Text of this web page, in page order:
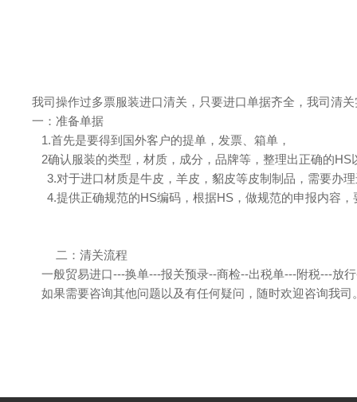
我司操作过多票服装进口清关，只要进口单据齐全，我司清
一：准备单据
1.首先是要得到国外客户的提单，发票、箱单，
2确认服装的类型，材质，成分，品牌等，整理出正确的HS
3.对于进口材质是牛皮，羊皮，貂皮等皮制制品，需要办
4.提供正确规范的HS编码，根据HS，做规范的申报内容
二：清关流程
一般贸易进口---换单---报关预录--商检--出税单---附税---放行
如果需要咨询其他问题以及有任何疑问，随时欢迎咨询我司